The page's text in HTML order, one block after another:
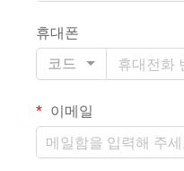
휴대폰
코드
이메일